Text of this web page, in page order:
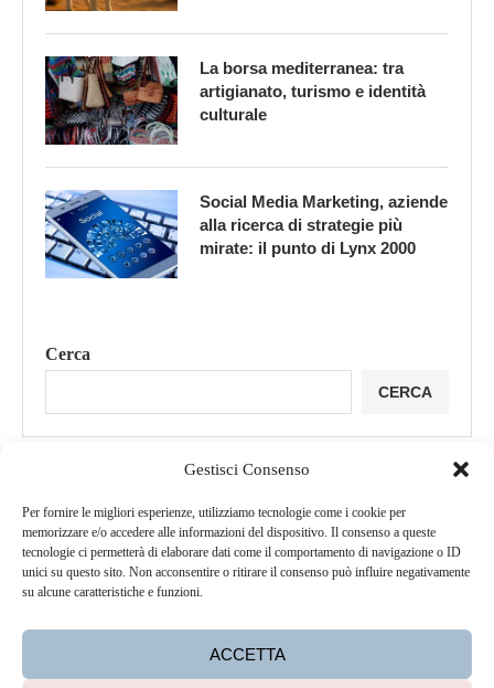
Gestisci Consenso
Per fornire le migliori esperienze, utilizziamo tecnologie come i cookie per
memorizzare e/o accedere alle informazioni del dispositivo. Il consenso a queste
tecnologie ci permetterà di elaborare dati come il comportamento di navigazione o ID
unici su questo sito. Non acconsentire o ritirare il consenso può influire negativamente
su alcune caratteristiche e funzioni.
ACCETTA
La borsa mediterranea: tra
artigianato, turismo e identità
culturale
Social Media Marketing, aziende
alla ricerca di strategie più
mirate: il punto di Lynx 2000
Cerca
CERCA